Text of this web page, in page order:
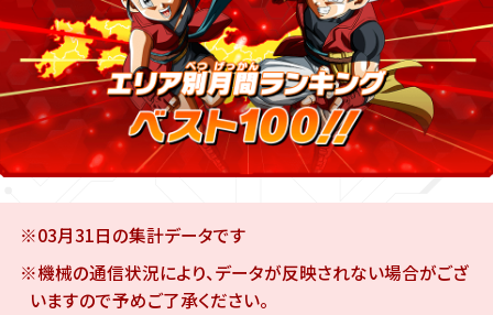
※03月31日の集計データです
※機械の通信状況により、データが反映されない場合がござ
いますので予めご了承ください。